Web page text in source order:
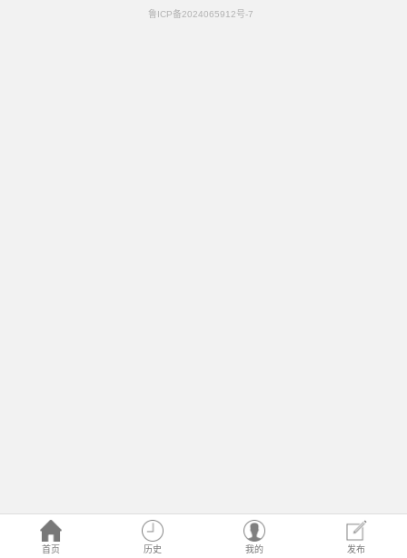
首页 历史 我的 发布
鲁ICP备2024065912号-7